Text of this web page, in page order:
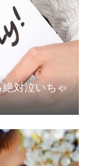
対泣いちゃ